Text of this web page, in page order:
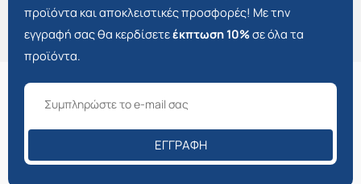
προϊόντα και αποκλειστικές προσφορές! Με την
εγγραφή σας θα κερδίσετεέκπτωση 10%σε όλα τα
προϊόντα.
ΕΓΓΡΑΦΉ